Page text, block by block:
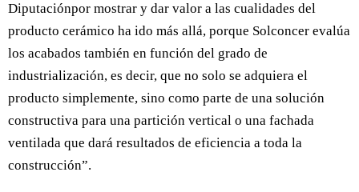
Diputaciónpor mostrar y dar valor a las cualidades del
producto cerámico ha ido más allá, porque Solconcer evalúa
los acabados también en función del grado de
industrialización, es decir, que no solo se adquiera el
producto simplemente, sino como parte de una solución
constructiva para una partición vertical o una fachada
ventilada que dará resultados de eficiencia a toda la
construcción”.